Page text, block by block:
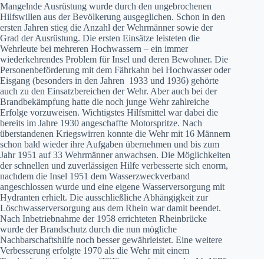
Mangelnde Ausrüstung wurde durch den ungebrochenen
Hilfswillen aus der Bevölkerung ausgeglichen. Schon in den
ersten Jahren stieg die Anzahl der Wehrmänner sowie der
Grad der Ausrüstung. Die ersten Einsätze leisteten die
Wehrleute bei mehreren Hochwassern – ein immer
wiederkehrendes Problem für Insel und deren Bewohner. Die
Personenbeförderung mit dem Fährkahn bei Hochwasser oder
Eisgang (besonders in den Jahren 1933 und 1936) gehörte
auch zu den Einsatzbereichen der Wehr. Aber auch bei der
Brandbekämpfung hatte die noch junge Wehr zahlreiche
Erfolge vorzuweisen. Wichtigstes Hilfsmittel war dabei die
bereits im Jahre 1930 angeschaffte Motorspritze. Nach
überstandenen Kriegswirren konnte die Wehr mit 16 Männern
schon bald wieder ihre Aufgaben übernehmen und bis zum
Jahr 1951 auf 33 Wehrmänner anwachsen. Die Möglichkeiten
der schnellen und zuverlässigen Hilfe verbesserte sich enorm,
nachdem die Insel 1951 dem Wasserzweckverband
angeschlossen wurde und eine eigene Wasserversorgung mit
Hydranten erhielt. Die ausschließliche Abhängigkeit zur
Löschwasserversorgung aus dem Rhein war damit beendet.
Nach Inbetriebnahme der 1958 errichteten Rheinbrücke
wurde der Brandschutz durch die nun mögliche
Nachbarschaftshilfe noch besser gewährleistet. Eine weitere
Verbesserung erfolgte 1970 als die Wehr mit einem